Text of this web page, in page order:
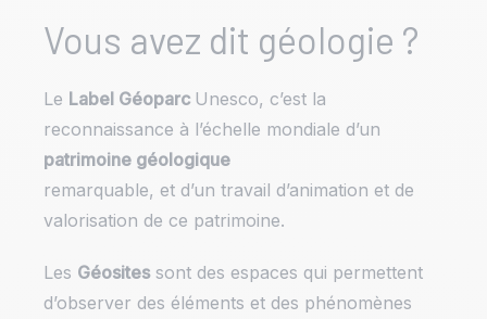
Vous avez dit géologie ?
Le Label Géoparc Unesco, c’est la
reconnaissance à l’échelle mondiale d’un
patrimoine géologique
remarquable, et d’un travail d’animation et de
valorisation de ce patrimoine.
Les Géositessont des espaces qui permettent
d’observer des éléments et des phénomènes